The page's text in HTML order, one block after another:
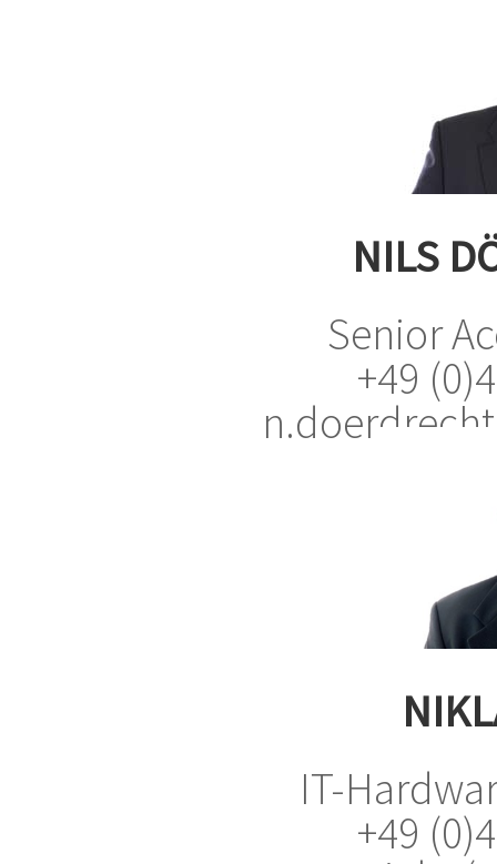
NILS
Senior
+49
IT-
+49